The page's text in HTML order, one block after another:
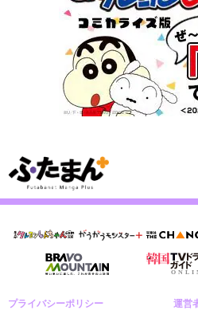
プライバシーポリシー 運営